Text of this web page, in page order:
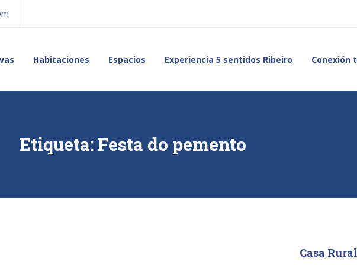
Habitaciones Espacios Experiencia 5 sentidos Ribeiro Conexión
Etiqueta: Festa do pemento
Casa